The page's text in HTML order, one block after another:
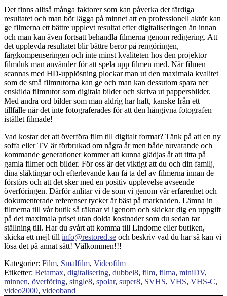
Det finns alltså många faktorer som kan påverka det färdiga
resultatet och man bör lägga på minnet att en professionell aktör kan
ge filmerna ett bättre upplevt resultat efter digitaliseringen än innan
och man kan även fortsatt behandla filmerna genom redigering. Att
det upplevda resultatet blir bättre beror på rengöringen,
färgkompenseringen och inte minst kvaliteten hos den projektor +
filmduk man använder för att spela upp filmen med. När filmen
scannas med HD-upplösning plockar man ut den maximala kvalitet
som de små filmrutorna kan ge och man kan dessutom spara ner
enskilda filmrutor som digitala bilder och skriva ut pappersbilder.
Med andra ord bilder som man aldrig har haft, kanske från ett
tillfälle när det inte fotograferades för att den hängivna fotografen
istället filmade!
Vad kostar det att överföra film till digitalt format? Tänk på att en ny
soffa eller TV är förbrukad om några år men både nuvarande och
kommande generationer kommer att kunna glädjas åt att titta på
gamla filmer och bilder. För oss är det viktigt att du och din familj,
dina släktingar och efterlevande kan få ta del av filmerna innan de
förstörs och att det sker med en positiv upplevelse avseende
överföringen. Därför anlitar vi de som vi genom vår erfarenhet och
dokumenterade referenser tycker är bäst på marknaden. Lämna in
filmerna till vår butik så räknar vi igenom och skickar dig en uppgift
på det maximala priset utan dolda kostnader som du sedan tar
ställning till. Har du svårt att komma till Lindome eller butiken,
skicka ett mejl till info@restored.se och beskriv vad du har så kan vi
lösa det på annat sätt! Välkommen!!!
Kategorier: Film, Smalfilm, Videofilm
Etiketter: Betamax, digitalisering, dubbel8, film, filma, miniDV,
minnen, överföring, single8, spolar, super8, SVHS, VHS, VHS-C,
video2000, videoband